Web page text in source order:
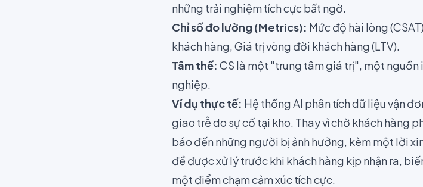
những trải nghiệm tích cực bất ngờ.
Chỉ số đo lường (Metrics): Mức độ hài lòng
khách hàng, Giá trị vòng đời khách hàng (LTV).
Tâm thế: CS là một "trung tâm giá trị", một
nghiệp.
Ví dụ thực tế: Hệ thống AI phân tích dữ liệu vận
giao trễ do sự cố tại kho. Thay vì chờ khách hàng
báo đến những người bị ảnh hưởng, kèm một lời
đề được xử lý trước khi khách hàng kịp nhận ra,
một điểm chạm cảm xúc tích cực.